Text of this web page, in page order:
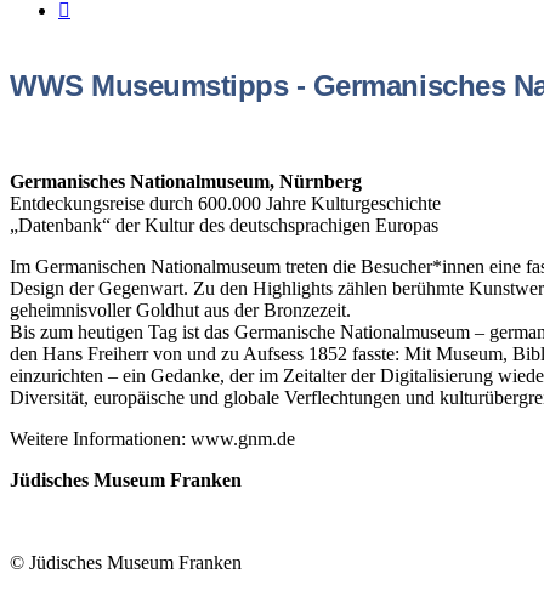
WWS Museumstipps - Germanisches
Germanisches Nationalmuseum, Nürnberg
Entdeckungsreise durch 600.000 Jahre Kulturgeschichte
„Datenbank“ der Kultur des deutschsprachigen Europas
Im Germanischen Nationalmuseum treten die Besucher*innen eine
Design der Gegenwart. Zu den Highlights zählen berühmte
geheimnisvoller Goldhut aus der Bronzezeit.
Bis zum heutigen Tag ist das Germanische Nationalmuseum –
den Hans Freiherr von und zu Aufsess 1852 fasste: Mit Museum,
einzurichten – ein Gedanke, der im Zeitalter der Digitalisierung
Diversität, europäische und globale Verflechtungen und
Weitere Informationen: www.gnm.de
Jüdisches Museum Franken
© Jüdisches Museum Franken